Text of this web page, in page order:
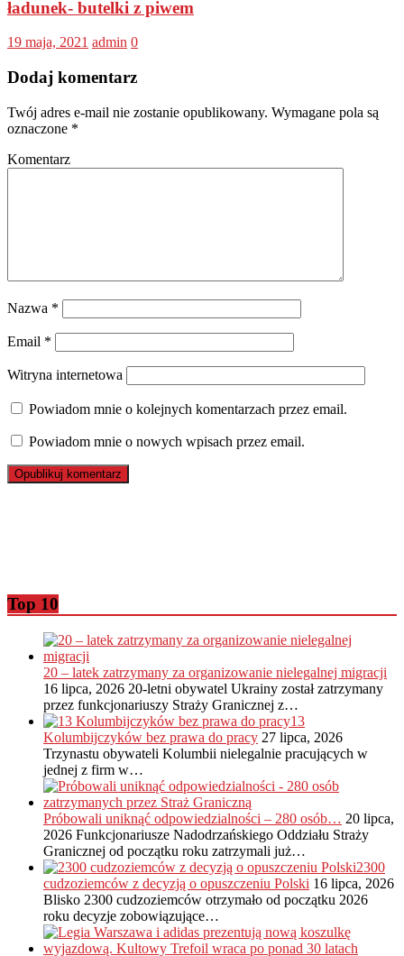
ładunek- butelki z piwem
19 maja, 2021 admin 0
Dodaj komentarz
Twój adres e-mail nie zostanie opublikowany. Wymagane pola są
oznaczone *
Komentarz
Nazwa *
Email *
Witryna internetowa
Powiadom mnie o kolejnych komentarzach przez email.
Powiadom mnie o nowych wpisach przez email.
Top 10
20 – latek zatrzymany za organizowanie nielegalnej migracji
16 lipca, 2026 20-letni obywatel Ukrainy został zatrzymany
przez funkcjonariuszy Straży Granicznej z…
13
Kolumbijczyków bez prawa do pracy 27 lipca, 2026
Trzynastu obywateli Kolumbii nielegalnie pracujących w
jednej z firm w…
Próbowali uniknąć odpowiedzialności – 280 osób… 20 lipca,
2026 Funkcjonariusze Nadodrzańskiego Oddziału Straży
Granicznej od początku roku zatrzymali już…
2300
cudzoziemców z decyzją o opuszczeniu Polski 16 lipca, 2026
Blisko 2300 cudzoziemców otrzymało od początku 2026
roku decyzje zobowiązujące…